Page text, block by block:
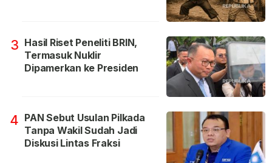
3 Hasil Riset Peneliti BRIN,
Termasuk Nuklir
Dipamerkan ke Presiden
4 PAN Sebut Usulan Pilkada
Tanpa Wakil Sudah Jadi
Diskusi Lintas Fraksi